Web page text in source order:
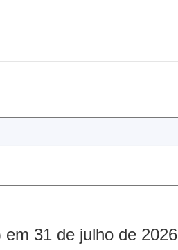
31 de julho de 2026